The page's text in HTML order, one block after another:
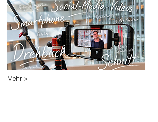
Mehr >